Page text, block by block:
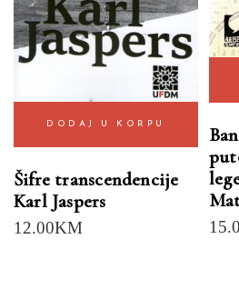
DODAJ U KORPU
Šifre transcendencije
Karl Jaspers
12.00KM